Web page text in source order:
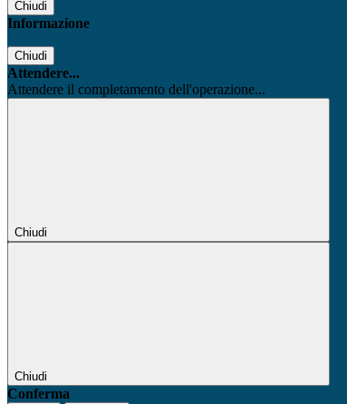
Chiudi
Informazione
Chiudi
Attendere...
Attendere il completamento dell'operazione...
Chiudi
Chiudi
Conferma